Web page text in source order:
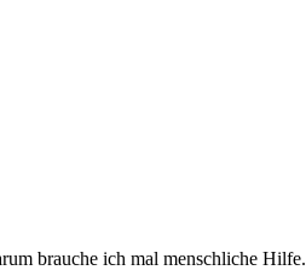
brauche ich mal menschliche Hilfe.